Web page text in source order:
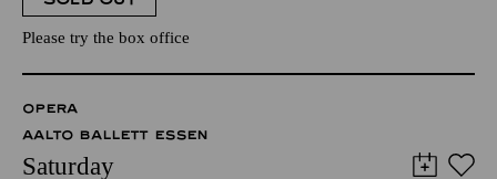
Please try the box office
OPERA
AALTO BALLETT ESSEN
Saturday